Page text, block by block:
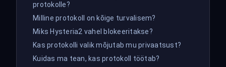
protokolle?
Milline protokoll on kõige turvalisem?
Miks Hysteria2 vahel blokeeritakse?
Kas protokolli valik mõjutab mu privaatsust?
Kuidas ma tean, kas protokoll töötab?